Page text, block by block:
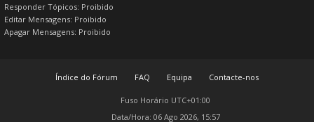
Responder Tópicos: Proibido
Editar Mensagens: Proibido
Apagar Mensagens: Proibido
Índice do Fórum FAQ Equipa Contacte-nos
Fuso Horário UTC+01:00
Data/Hora: 06 Ago 2026, 15:57